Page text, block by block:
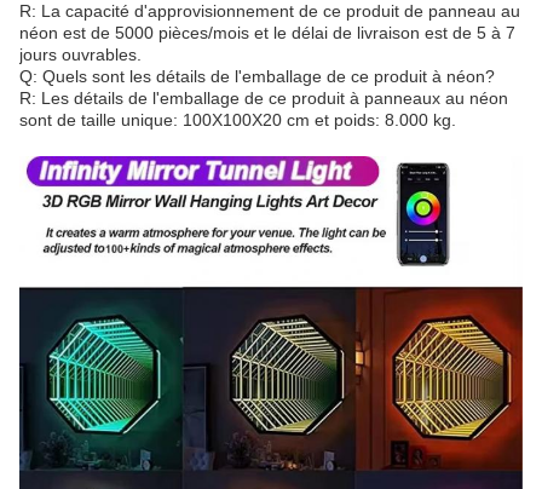
R: La capacité d'approvisionnement de ce produit de panneau au
néon est de 5000 pièces/mois et le délai de livraison est de 5 à 7
jours ouvrables.
Q: Quels sont les détails de l'emballage de ce produit à néon?
R: Les détails de l'emballage de ce produit à panneaux au néon
sont de taille unique: 100X100X20 cm et poids: 8.000 kg.